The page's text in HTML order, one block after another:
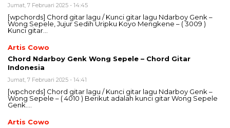
Jumat, 7 Februari 2025 - 14:45
[wpchords] Chord gitar lagu / Kunci gitar lagu Ndarboy Genk –
Wong Sepele, Jujur Sedih Uripku Koyo Mengkene – ( 3009 )
Kunci gitar…
Artis Cowo
Chord Ndarboy Genk Wong Sepele – Chord Gitar
Indonesia
Jumat, 7 Februari 2025 - 14:41
[wpchords] Chord gitar lagu / Kunci gitar lagu Ndarboy Genk –
Wong Sepele – ( 4010 ) Berikut adalah kunci gitar Wong Sepele
Genk….
Artis Cowo